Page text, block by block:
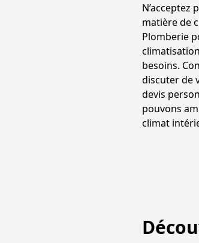
matière de
Plomberie
besoins.
discuter de
devis
pouvons
climat